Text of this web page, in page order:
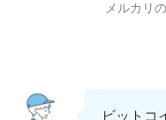
メルカリ
ビットコ